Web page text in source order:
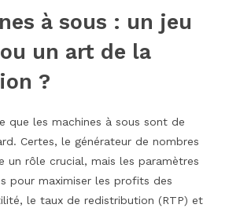
à sous : un jeu
un art de la
?
que les machines à sous sont de
Certes, le générateur de nombres
un rôle crucial, mais les paramètres
pour maximiser les profits des
le taux de redistribution (RTP) et